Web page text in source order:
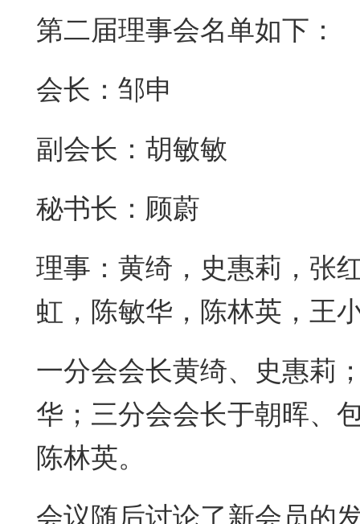
第二届理事会名单如下：
会长：邹申
副会长：胡敏敏
秘书长：顾蔚
理事：黄绮，史惠莉，张
虹，陈敏华，陈林英，王
一分会会长黄绮、史惠莉
华；三分会会长于朝晖、
陈林英。
会议随后讨论了新会员的